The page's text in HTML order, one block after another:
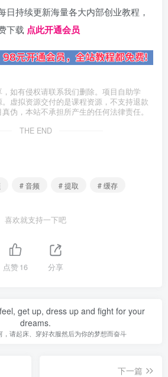
日持续更新海量各大内部创业教程，
下载 点此开通会员
如有侵权请联系我们删除。项目自助学
虚拟资源交付的是课程资源，不支持退款
伪，本站不承担所产生的任何法律责任。
THE END
# 音频 # 提取 # 缓存
喜欢就支持一下吧
点赞16 分享
get up, dress up and fight for your
dreams.
，请起床、穿好衣服然后为你的梦想而奋斗
下一篇